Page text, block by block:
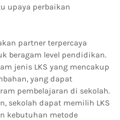
upaya perbaikan
partner terpercaya
beragam level pendidikan.
jenis LKS yang mencakup
yang dapat
pembelajaran di sekolah.
sekolah dapat memilih LKS
kebutuhan metode